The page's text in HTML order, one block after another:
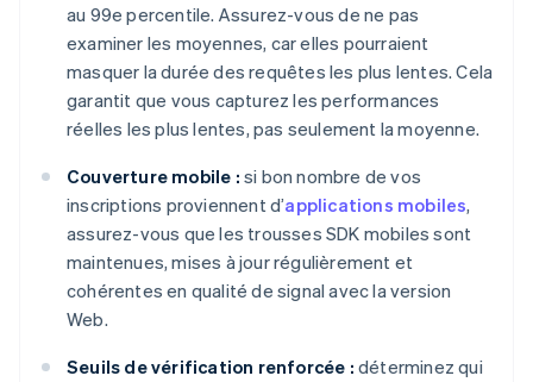
au 99e percentile. Assurez-vous de ne pas
examiner les moyennes, car elles pourraient
masquer la durée des requêtes les plus lentes. Cela
garantit que vous capturez les performances
réelles les plus lentes, pas seulement la moyenne.
Couverture mobile : si bon nombre de vos
inscriptions proviennent d’applications mobiles,
assurez-vous que les trousses SDK mobiles sont
maintenues, mises à jour régulièrement et
cohérentes en qualité de signal avec la version
Web.
Seuils de vérification renforcée : déterminez qui